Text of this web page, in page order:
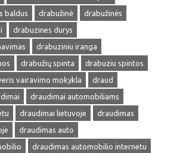
baldus
drabužinė
drabužinės
drabuzines durys
drabuziniu iranga
drabužių spinta
drabuziu spintos
vairavimo mokykla
draud
draudimai automobiliams
draudimai lietuvoje
draudimas
draudimas auto
draudimas automobilio internetu